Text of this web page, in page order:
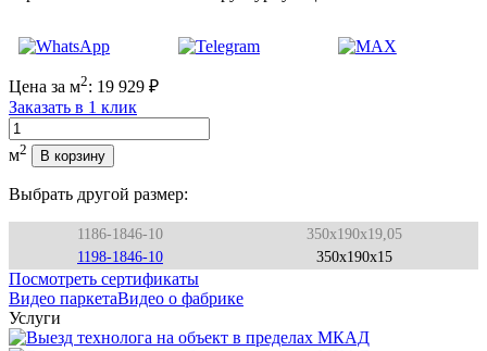
Цена за м2: 19 929 ₽
Заказать в 1 клик
Количество
м2 В корзину
Выбрать другой размер:
1186-1846-10
350x190x19,05
1198-1846-10
350x190x15
Посмотреть сертификаты
Видео паркетаВидео о фабрике
Услуги